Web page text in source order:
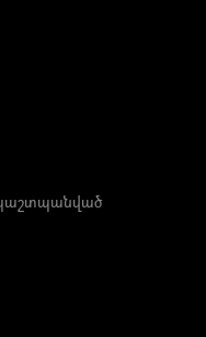
պաշտպանված